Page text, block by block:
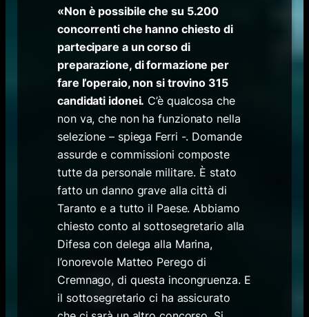
«Non è possibile che su 5.200
concorrenti che hanno chiesto di
partecipare a un corso di
preparazione, di formazione per
fare l’operaio, non si trovino 315
candidati idonei. C’è qualcosa che
non va, che non ha funzionato nella
selezione – spiega Ferri -. Domande
assurde e commissioni composte
tutte da personale militare. È stato
fatto un danno grave alla città di
Taranto e a tutto il Paese. Abbiamo
chiesto conto al sottosegretario alla
Difesa con delega alla Marina,
l’onorevole Matteo Perego di
Cremnago, di questa incongruenza. E
il sottosegretario ci ha assicurato